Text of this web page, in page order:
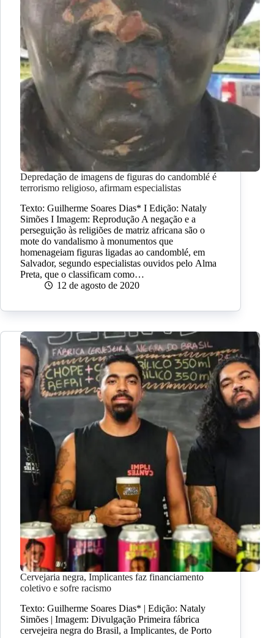
Depredação de imagens de figuras do candomblé é
terrorismo religioso, afirmam especialistas
Texto: Guilherme Soares Dias* I Edição: Nataly
Simões I Imagem: Reprodução A negação e a
perseguição às religiões de matriz africana são o
mote do vandalismo à monumentos que
homenageiam figuras ligadas ao candomblé, em
Salvador, segundo especialistas ouvidos pelo Alma
Preta, que o classificam como…
12 de agosto de 2020
Cervejaria negra, Implicantes faz financiamento
coletivo e sofre racismo
Texto: Guilherme Soares Dias* | Edição: Nataly
Simões | Imagem: Divulgação Primeira fábrica
cervejeira negra do Brasil, a Implicantes, de Porto